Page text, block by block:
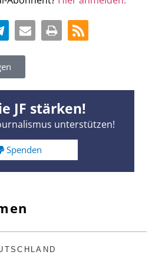
JF stärken!
unterstützen!
Spenden